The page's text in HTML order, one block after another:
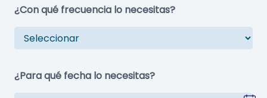
¿Con qué frecuencia lo necesitas?
¿Para qué fecha lo necesitas?